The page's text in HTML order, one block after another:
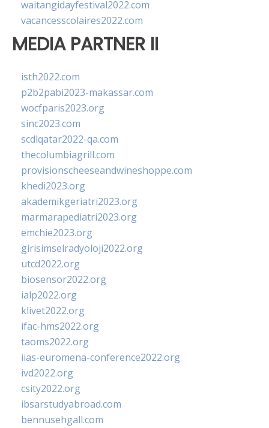
waitangidayfestival2022.com
vacancesscolaires2022.com
MEDIA PARTNER II
isth2022.com
p2b2pabi2023-makassar.com
wocfparis2023.org
sinc2023.com
scdlqatar2022-qa.com
thecolumbiagrill.com
provisionscheeseandwineshoppe.com
khedi2023.org
akademikgeriatri2023.org
marmarapediatri2023.org
emchie2023.org
girisimselradyoloji2022.org
utcd2022.org
biosensor2022.org
ialp2022.org
klivet2022.org
ifac-hms2022.org
taoms2022.org
iias-euromena-conference2022.org
ivd2022.org
csity2022.org
ibsarstudyabroad.com
bennusehgall.com